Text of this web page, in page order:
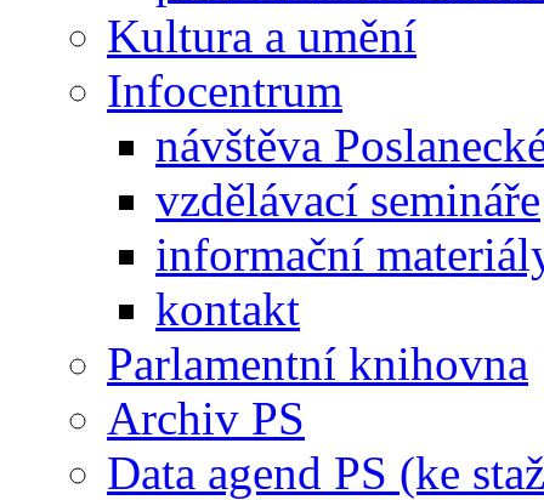
Kultura a umění
Infocentrum
návštěva
vzdělávací semináře
informační
kontakt
Parlamentní knihovna
Archiv PS
Data agend PS (ke